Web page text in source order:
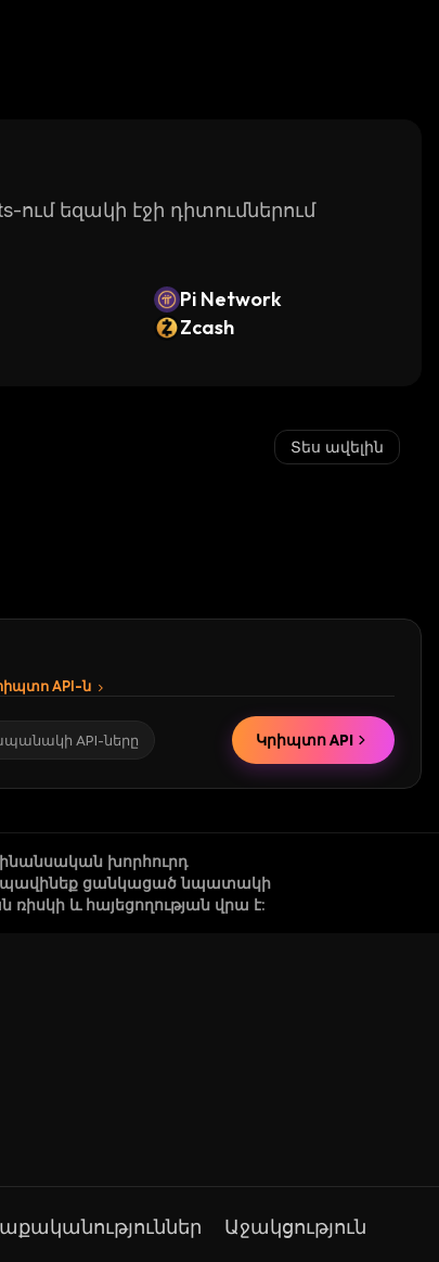
ում եզակի էջի դիտումներում
Pi Network
Zcash
Տես ավելին
API-ն
API-ները Կրիպտո API
խորհուրդ
ապավինեք ցանկացած նպատակի
և հայեցողության վրա է:
Աջակցություն